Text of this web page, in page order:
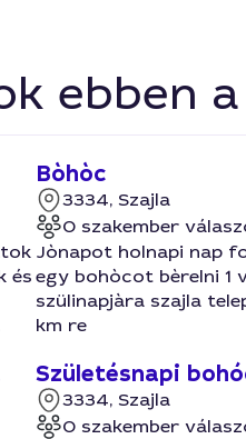
ebben
és
Bòhòc
3334, Szajla
0 szakember
Jònapot holnapi nap
egy bohòcot bèrelni 1
szülinapjàra szajla
km re
Születésnapi
3334, Szajla
0 szakember